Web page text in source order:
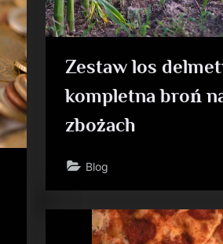
Zestaw los
kompletna broń
zbożach
Blog